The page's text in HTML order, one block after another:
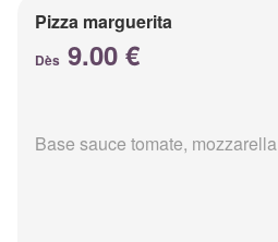
Pizza marguerita
Dès 9.00 €
Base sauce tomate, mozzarella